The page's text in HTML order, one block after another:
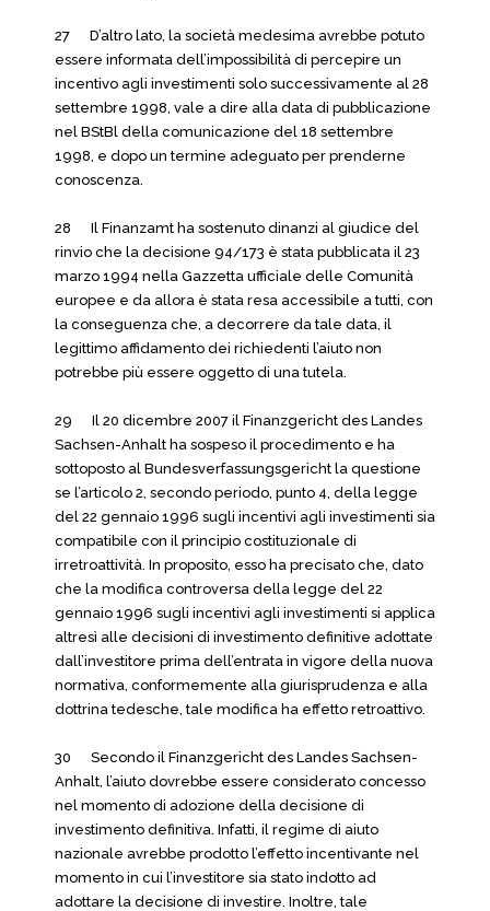
27 D’altro lato, la società medesima avrebbe potuto
essere informata dell’impossibilità di percepire un
incentivo agli investimenti solo successivamente al 28
settembre 1998, vale a dire alla data di pubblicazione
nel BStBl della comunicazione del 18 settembre
1998, e dopo un termine adeguato per prenderne
conoscenza.
28 Il Finanzamt ha sostenuto dinanzi al giudice del
rinvio che la decisione 94/173 è stata pubblicata il 23
marzo 1994 nella Gazzetta ufficiale delle Comunità
europee e da allora è stata resa accessibile a tutti, con
la conseguenza che, a decorrere da tale data, il
legittimo affidamento dei richiedenti l’aiuto non
potrebbe più essere oggetto di una tutela.
29 Il 20 dicembre 2007 il Finanzgericht des Landes
Sachsen-Anhalt ha sospeso il procedimento e ha
sottoposto al Bundesverfassungsgericht la questione
se l’articolo 2, secondo periodo, punto 4, della legge
del 22 gennaio 1996 sugli incentivi agli investimenti sia
compatibile con il principio costituzionale di
irretroattività. In proposito, esso ha precisato che, dato
che la modifica controversa della legge del 22
gennaio 1996 sugli incentivi agli investimenti si applica
altresì alle decisioni di investimento definitive adottate
dall’investitore prima dell’entrata in vigore della nuova
normativa, conformemente alla giurisprudenza e alla
dottrina tedesche, tale modifica ha effetto retroattivo.
30 Secondo il Finanzgericht des Landes Sachsen-
Anhalt, l’aiuto dovrebbe essere considerato concesso
nel momento di adozione della decisione di
investimento definitiva. Infatti, il regime di aiuto
nazionale avrebbe prodotto l’effetto incentivante nel
momento in cui l’investitore sia stato indotto ad
adottare la decisione di investire. Inoltre, tale